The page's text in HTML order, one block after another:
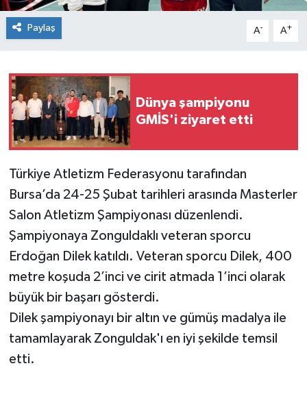
Paylaş A- A+
Dünya şampiyonu
GMİS'i ziyaret etti
Türkiye Atletizm Federasyonu tarafından
Bursa’da 24-25 Şubat tarihleri arasında Masterler
Salon Atletizm Şampiyonası düzenlendi.
Şampiyonaya Zonguldaklı veteran sporcu
Erdoğan Dilek katıldı. Veteran sporcu Dilek, 400
metre koşuda 2’inci ve cirit atmada 1’inci olarak
büyük bir başarı gösterdi.
Dilek şampiyonayı bir altın ve gümüş madalya ile
tamamlayarak Zonguldak'ı en iyi şekilde temsil
etti.